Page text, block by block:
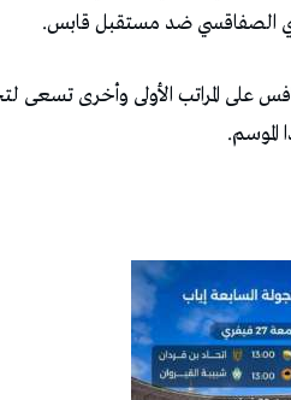
الصفاقسي ضد مستقبل قابس.
على المراتب الأولى وأخرى تسعى